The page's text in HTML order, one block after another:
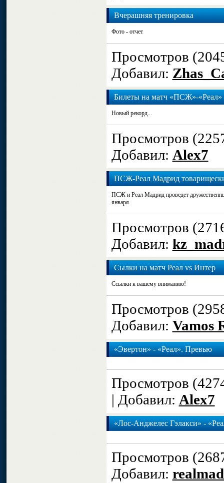
Вчерашняя тренировка
Фото - отчет
Просмотров
Добавил:
Билеты на матч «ПСЖ»-«Реал»
Новый рекорд...
Просмотров
Добавил: Alex7
ПСЖ-Реал Мадрид
ПСЖ и Реал Мадрид проведет
января.
Просмотров
Добавил:
Сылки на матч Реал vs Интер
Ссылки к вашему вниманию!
Просмотров
Добавил: Vamos
«Эвертон» - «Реал». Превью
Просмотров
| Добавил: Alex7
«Лос-Анджелес Гэлакси» -
Просмотров
Добавил: